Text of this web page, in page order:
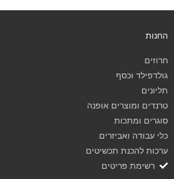
החנות
חרוזים
גולדפילד וכסף
תליונים
טרנדים ומוצרים אופנה
סוגרים ומתכות
כלי עבודה ואביזרים
ערכות להכנת תכשיטים
רשימת פריטים